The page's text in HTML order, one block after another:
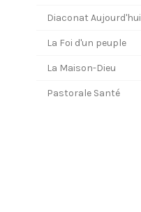
Diaconat Aujourd'hui
La Foi d'un peuple
La Maison-Dieu
Pastorale Santé